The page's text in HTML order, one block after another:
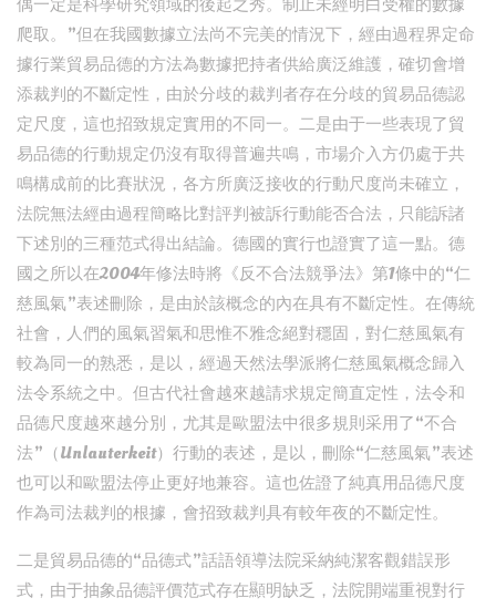
偶一定是科學研究領域的後起之秀。制止未經明白受權的數據
爬取。”但在我國數據立法尚不完美的情況下，經由過程界定命
據行業貿易品德的方法為數據把持者供給廣泛維護，確切會增
添裁判的不斷定性，由於分歧的裁判者存在分歧的貿易品德認
定尺度，這也招致規定實用的不同一。二是由于一些表現了貿
易品德的行動規定仍沒有取得普遍共鳴，市場介入方仍處于共
鳴構成前的比賽狀況，各方所廣泛接收的行動尺度尚未確立，
法院無法經由過程簡略比對評判被訴行動能否合法，只能訴諸
下述別的三種范式得出結論。德國的實行也證實了這一點。德
國之所以在2004年修法時將《反不合法競爭法》第1條中的“仁
慈風氣”表述刪除，是由於該概念的內在具有不斷定性。在傳統
社會，人們的風氣習氣和思惟不雅念絕對穩固，對仁慈風氣有
較為同一的熟悉，是以，經過天然法學派將仁慈風氣概念歸入
法令系統之中。但古代社會越來越請求規定簡直定性，法令和
品德尺度越來越分別，尤其是歐盟法中很多規則采用了“不合
法”（Unlauterkeit）行動的表述，是以，刪除“仁慈風氣”表述
也可以和歐盟法停止更好地兼容。這也佐證了純真用品德尺度
作為司法裁判的根據，會招致裁判具有較年夜的不斷定性。
二是貿易品德的“品德式”話語領導法院采納純潔客觀錯誤形
式，由于抽象品德評價范式存在顯明缺乏，法院開端重視對行